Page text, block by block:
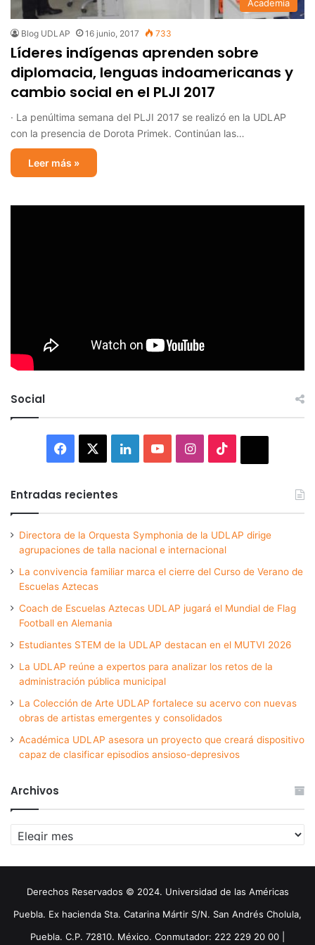
Academia
Blog UDLAP 16 junio, 2017 733
Líderes indígenas aprenden sobre
diplomacia, lenguas indoamericanas y
cambio social en el PLJI 2017
· La penúltima semana del PLJI 2017 se realizó en la UDLAP
con la presencia de Dorota Primek. Continúan las…
Leer más »
Social
Facebook LinkedInYouTubeInstagram
Entradas recientes
Directora de la Orquesta Symphonia de la UDLAP dirige
agrupaciones de talla nacional e internacional
La convivencia familiar marca el cierre del Curso de Verano de
Escuelas Aztecas
Coach de Escuelas Aztecas UDLAP jugará el Mundial de Flag
Football en Alemania
Estudiantes STEM de la UDLAP destacan en el MUTVI 2026
La UDLAP reúne a expertos para analizar los retos de la
administración pública municipal
La Colección de Arte UDLAP fortalece su acervo con nuevas
obras de artistas emergentes y consolidados
Académica UDLAP asesora un proyecto que creará dispositivo
capaz de clasificar episodios ansioso-depresivos
Archivos
Archivos
Derechos Reservados © 2024. Universidad de las Américas
Puebla. Ex hacienda Sta. Catarina Mártir S/N. San Andrés Cholula,
Puebla. C.P. 72810. México. Conmutador: 222 229 20 00 |